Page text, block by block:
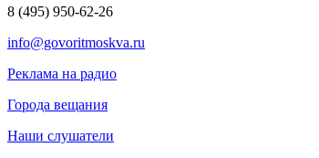
8 (495) 950-62-26
info@govoritmoskva.ru
Реклама на радио
Города вещания
Наши слушатели